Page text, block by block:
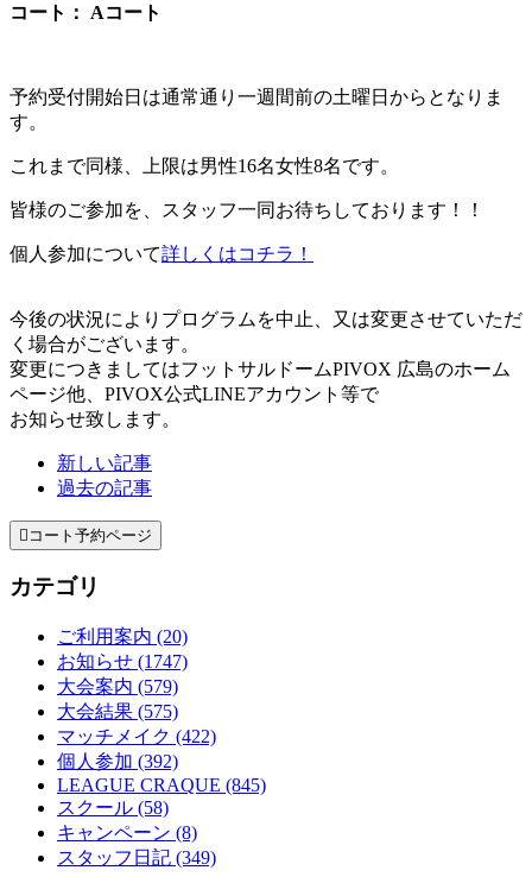
コート： Aコート
予約受付開始日は通常通り一週間前の土曜日からとなりま
す。
これまで同様、上限は男性16名女性8名です。
皆様のご参加を、スタッフ一同お待ちしております！！
個人参加について詳しくはコチラ！
今後の状況によりプログラムを中止、又は変更させていただ
く場合がございます。
変更につきましてはフットサルドームPIVOX 広島のホーム
ページ他、PIVOX公式LINEアカウント等で
お知らせ致します。
新しい記事
過去の記事
 コート予約ページ
カテゴリ
ご利用案内 (20)
お知らせ (1747)
大会案内 (579)
大会結果 (575)
マッチメイク (422)
個人参加 (392)
LEAGUE CRAQUE (845)
スクール (58)
キャンペーン (8)
スタッフ日記 (349)